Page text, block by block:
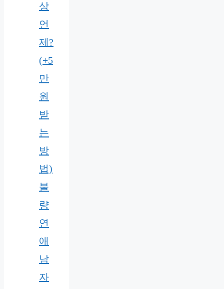
상
언
제?
(+5
만
원
받
는
방
법)
불
량
연
애
남
자